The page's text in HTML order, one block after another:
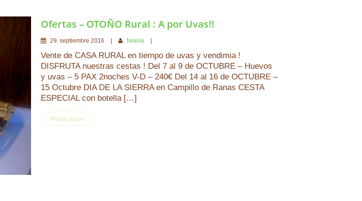
Ofertas – OTOÑO Rural : A por Uvas!!
29. septiembre 2016 Noelia
Vente de CASA RURAL en tiempo de uvas y vendimia !
DISFRUTA nuestras cestas ! Del 7 al 9 de OCTUBRE – Huevos
y uvas – 5 PAX 2noches V-D – 240€ Del 14 al 16 de OCTUBRE –
15 Octubre DIA DE LA SIERRA en Campillo de Ranas CESTA
ESPECIAL con botella […]
Read more